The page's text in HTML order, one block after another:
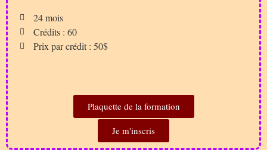
24 mois
Crédits : 60
Prix par crédit : 50$
Plaquette de la formation
Je m'inscris